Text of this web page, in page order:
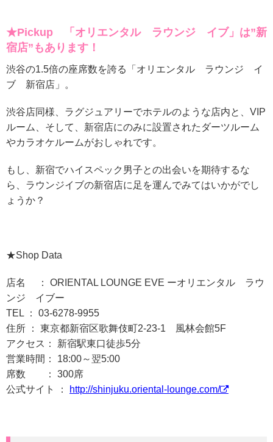
★Pickup 「 オリエンタル ラウンジ イブ」は”新
宿店” もあります！
渋谷の1.5倍の座席数を誇る「オリエンタル ラウンジ イ
ブ 新宿店」。
渋谷店同様、ラグジュアリーでホテルのような店内と、VIP
ルーム、そして、新宿店にのみに設置されたダーツルーム
やカラオケルームがおしゃれです。
もし、新宿でハイスペック男子との出会いを期待するな
ら、ラウンジイブの新宿店に足を運んでみてはいかがでし
ょうか？
★Shop Data
店名 ： ORIENTAL LOUNGE EVE ーオリエンタル ラウ
ンジ イブー
TEL ： 03-6278-9955
住所 ： 東京都新宿区歌舞伎町2-23-1 風林会館5F
アクセス： 新宿駅東口徒歩5分
営業時間： 18:00～翌5:00
席数 ： 300席
公式サイト ：
http://shinjuku.oriental-lounge.com/